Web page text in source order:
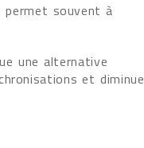
permet souvent à
une alternative
et diminue